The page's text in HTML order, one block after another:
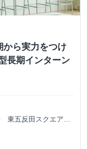
から実力をつけ
長期インターン
東五反田スクエア